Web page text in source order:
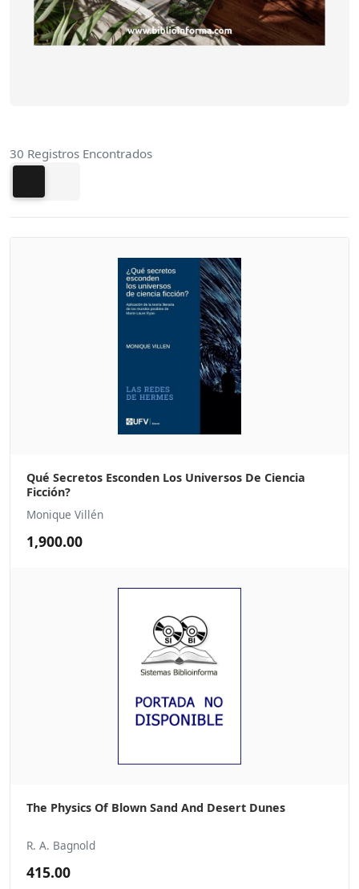
30 Registros Encontrados
Qué Secretos Esconden Los Universos De Ciencia
Ficción?
Monique Villén
1,900.00
The Physics Of Blown Sand And Desert Dunes
R. A. Bagnold
415.00